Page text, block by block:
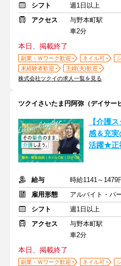
シフト
週1日以上
アクセス
与野本町駅
車2分
本日、掲載終了
副業・Ｗワーク歓迎 ネイル可
未経験者歓迎
主婦(夫)歓迎
株式会社ツクイの求人一覧を見る
ツクイさいたま円阿弥（デイサー
【介護
感＆充
活躍★正
給与
時給1141～1479
雇用形態
アルバイト・パ
シフト
週1日以上
アクセス
与野本町駅
車2分
本日、掲載終了
副業・Ｗワーク歓迎 ネイル可